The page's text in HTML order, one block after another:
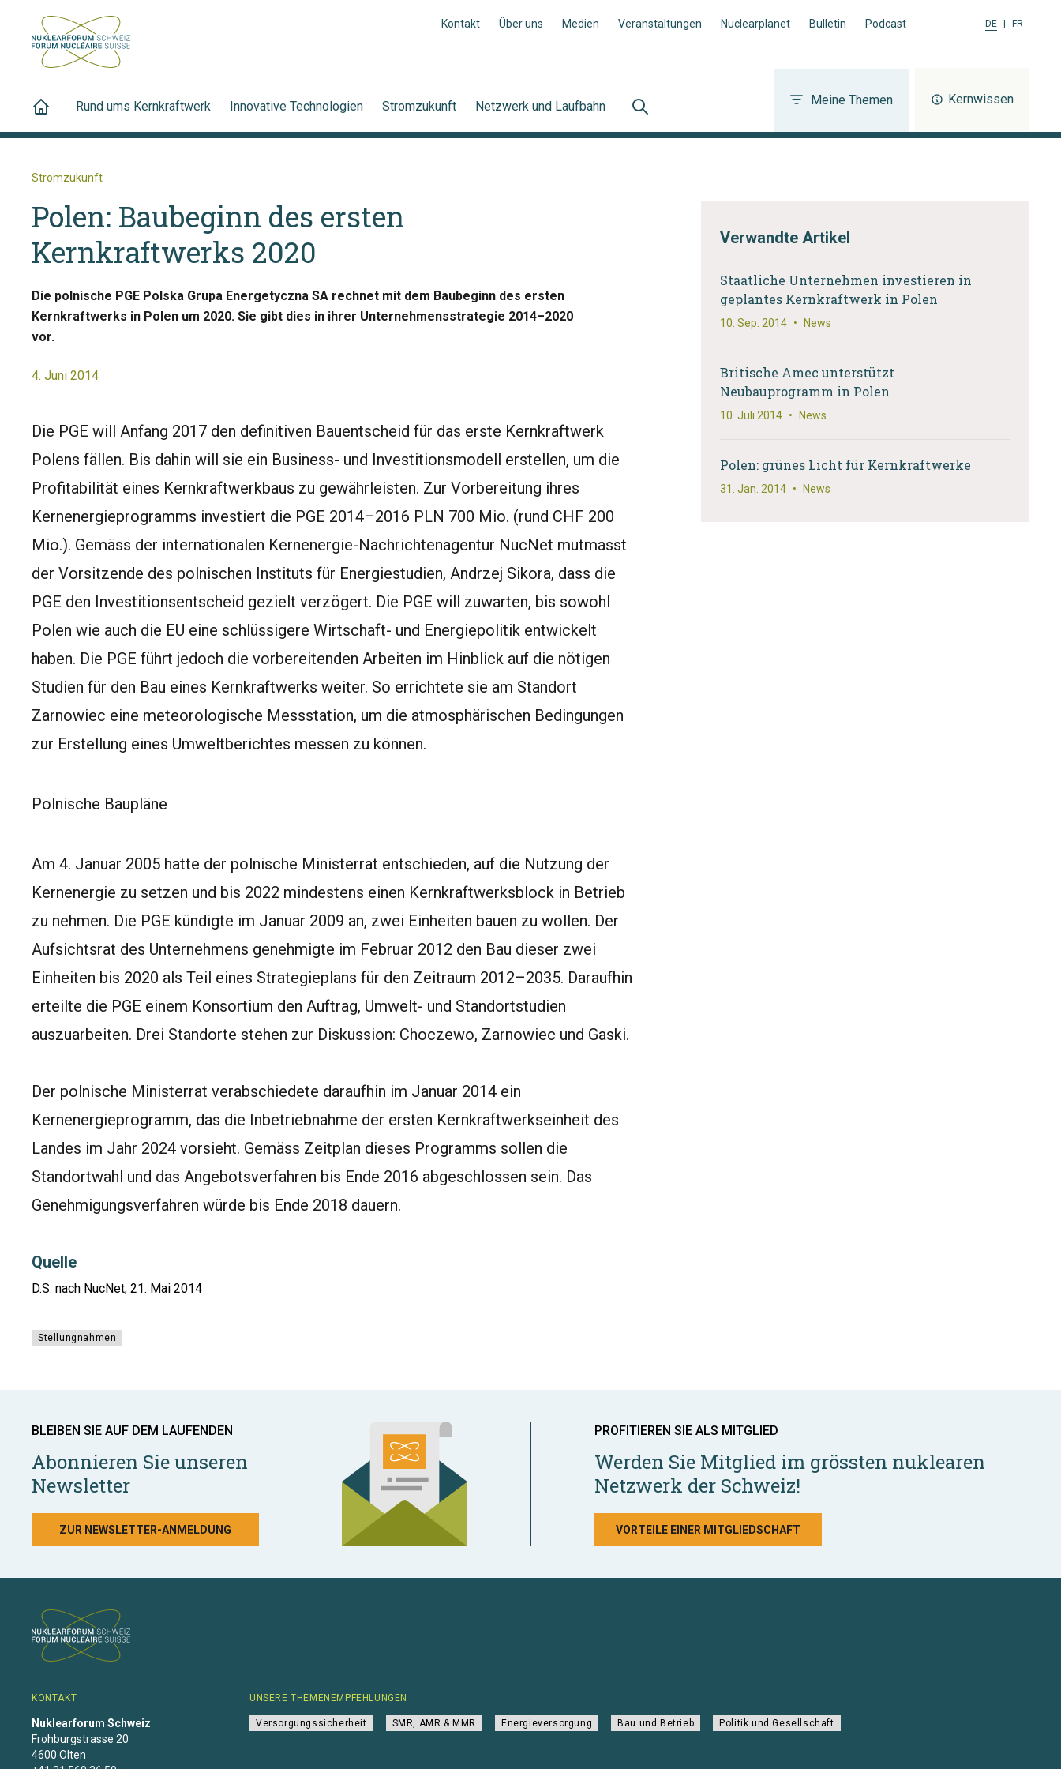
Kontakt Über uns Medien Veranstaltungen Nuclearplanet Bulletin Podcast DE FR
Rund ums Kernkraftwerk Innovative Technologien Stromzukunft Netzwerk und Laufbahn Meine Themen Kernwissen
Stromzukunft
Polen: Baubeginn des ersten
Kernkraftwerks 2020
Die polnische PGE Polska Grupa Energetyczna SA rechnet mit dem Baubeginn des ersten
Kernkraftwerks in Polen um 2020. Sie gibt dies in ihrer Unternehmensstrategie 2014–2020
vor.
4. Juni 2014
Die PGE will Anfang 2017 den definitiven Bauentscheid für das erste Kernkraftwerk
Polens fällen. Bis dahin will sie ein Business- und Investitionsmodell erstellen, um die
Profitabilität eines Kernkraftwerkbaus zu gewährleisten. Zur Vorbereitung ihres
Kernenergieprogramms investiert die PGE 2014–2016 PLN 700 Mio. (rund CHF 200
Mio.). Gemäss der internationalen Kernenergie-Nachrichtenagentur NucNet mutmasst
der Vorsitzende des polnischen Instituts für Energiestudien, Andrzej Sikora, dass die
PGE den Investitionsentscheid gezielt verzögert. Die PGE will zuwarten, bis sowohl
Polen wie auch die EU eine schlüssigere Wirtschaft- und Energiepolitik entwickelt
haben. Die PGE führt jedoch die vorbereitenden Arbeiten im Hinblick auf die nötigen
Studien für den Bau eines Kernkraftwerks weiter. So errichtete sie am Standort
Zarnowiec eine meteorologische Messstation, um die atmosphärischen Bedingungen
zur Erstellung eines Umweltberichtes messen zu können.
Polnische Baupläne
Am 4. Januar 2005 hatte der polnische Ministerrat entschieden, auf die Nutzung der
Kernenergie zu setzen und bis 2022 mindestens einen Kernkraftwerksblock in Betrieb
zu nehmen. Die PGE kündigte im Januar 2009 an, zwei Einheiten bauen zu wollen. Der
Aufsichtsrat des Unternehmens genehmigte im Februar 2012 den Bau dieser zwei
Einheiten bis 2020 als Teil eines Strategieplans für den Zeitraum 2012–2035. Daraufhin
erteilte die PGE einem Konsortium den Auftrag, Umwelt- und Standortstudien
auszuarbeiten. Drei Standorte stehen zur Diskussion: Choczewo, Zarnowiec und Gaski.
Der polnische Ministerrat verabschiedete daraufhin im Januar 2014 ein
Kernenergieprogramm, das die Inbetriebnahme der ersten Kernkraftwerkseinheit des
Landes im Jahr 2024 vorsieht. Gemäss Zeitplan dieses Programms sollen die
Standortwahl und das Angebotsverfahren bis Ende 2016 abgeschlossen sein. Das
Genehmigungsverfahren würde bis Ende 2018 dauern.
Quelle
D.S. nach NucNet, 21. Mai 2014
Stellungnahmen
Verwandte Artikel
Staatliche Unternehmen investieren in
geplantes Kernkraftwerk in Polen
10. Sep. 2014 • News
Britische Amec unterstützt
Neubauprogramm in Polen
10. Juli 2014 • News
Polen: grünes Licht für Kernkraftwerke
31. Jan. 2014 • News
BLEIBEN SIE AUF DEM LAUFENDEN
Abonnieren Sie unseren
Newsletter
ZUR NEWSLETTER-ANMELDUNG
PROFITIEREN SIE ALS MITGLIED
Werden Sie Mitglied im grössten nuklearen
Netzwerk der Schweiz!
VORTEILE EINER MITGLIEDSCHAFT
KONTAKT
Nuklearforum Schweiz
Frohburgstrasse 20
4600 Olten
UNSERE THEMENEMPFEHLUNGEN
Versorgungssicherheit SMR, AMR & MMR Energieversorgung Bau und Betrieb Politik und Gesellschaft